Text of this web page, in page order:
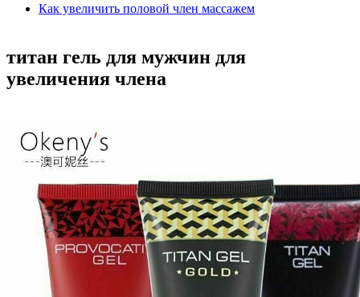
Как увеличить половой член массажем
титан гель для мужчин для
увеличения члена